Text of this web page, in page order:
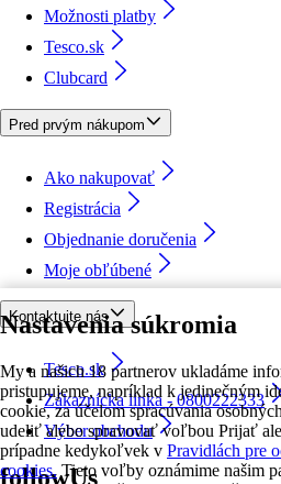
Nastavenia súkromia
My a našich 18 partnerov ukladáme
pristupujeme, napríklad k jedinečným
cookie, za účelom spracúvania
udeliť alebo spravovať voľbou Prijať
prípadne kedykoľvek v Pravidlách pre
cookies. Tieto voľby oznámime našim
Možnosti platby
Tesco.sk
Clubcard
Pred prvým nákupom
Ako nakupovať
Registrácia
Objednanie doručenia
Moje obľúbené
Kontaktujte nás
Tesco.sk
Zákaznícka linka - 0800222333
Výber obchodu
followUs